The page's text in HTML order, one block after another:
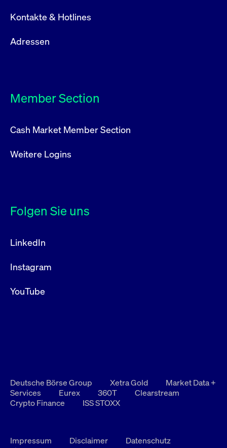
Kontakte & Hotlines
Adressen
Member Section
Cash Market Member Section
Weitere Logins
Folgen Sie uns
LinkedIn
Instagram
YouTube
Deutsche Börse Group Xetra Gold
Market Data +
Services
Eurex 360T
Clearstream
Crypto Finance
ISS STOXX
Impressum Disclaimer
Datenschutz